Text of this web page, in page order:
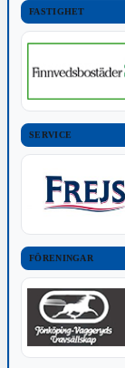
FASTIGHET
SERVICE
FÖRENINGAR